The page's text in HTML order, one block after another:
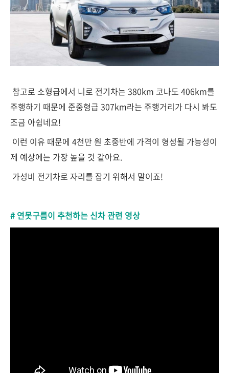
참고로 소형급에서 니로 전기차는 380km 코나도 406km를
주행하기 때문에 준중형급 307km라는 주행거리가 다시 봐도
조금 아쉽네요!
이런 이유 때문에 4천만 원 초중반에 가격이 형성될 가능성이
제 예상에는 가장 높을 것 같아요.
가성비 전기차로 자리를 잡기 위해서 말이죠!
# 연못구름이 추천하는 신차 관련 영상